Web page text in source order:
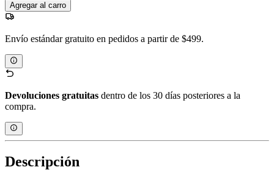
Agregar al carro
Envío estándar gratuito en pedidos a partir de $499.
Devoluciones gratuitas dentro de los 30 días posteriores a la
compra.
Descripción